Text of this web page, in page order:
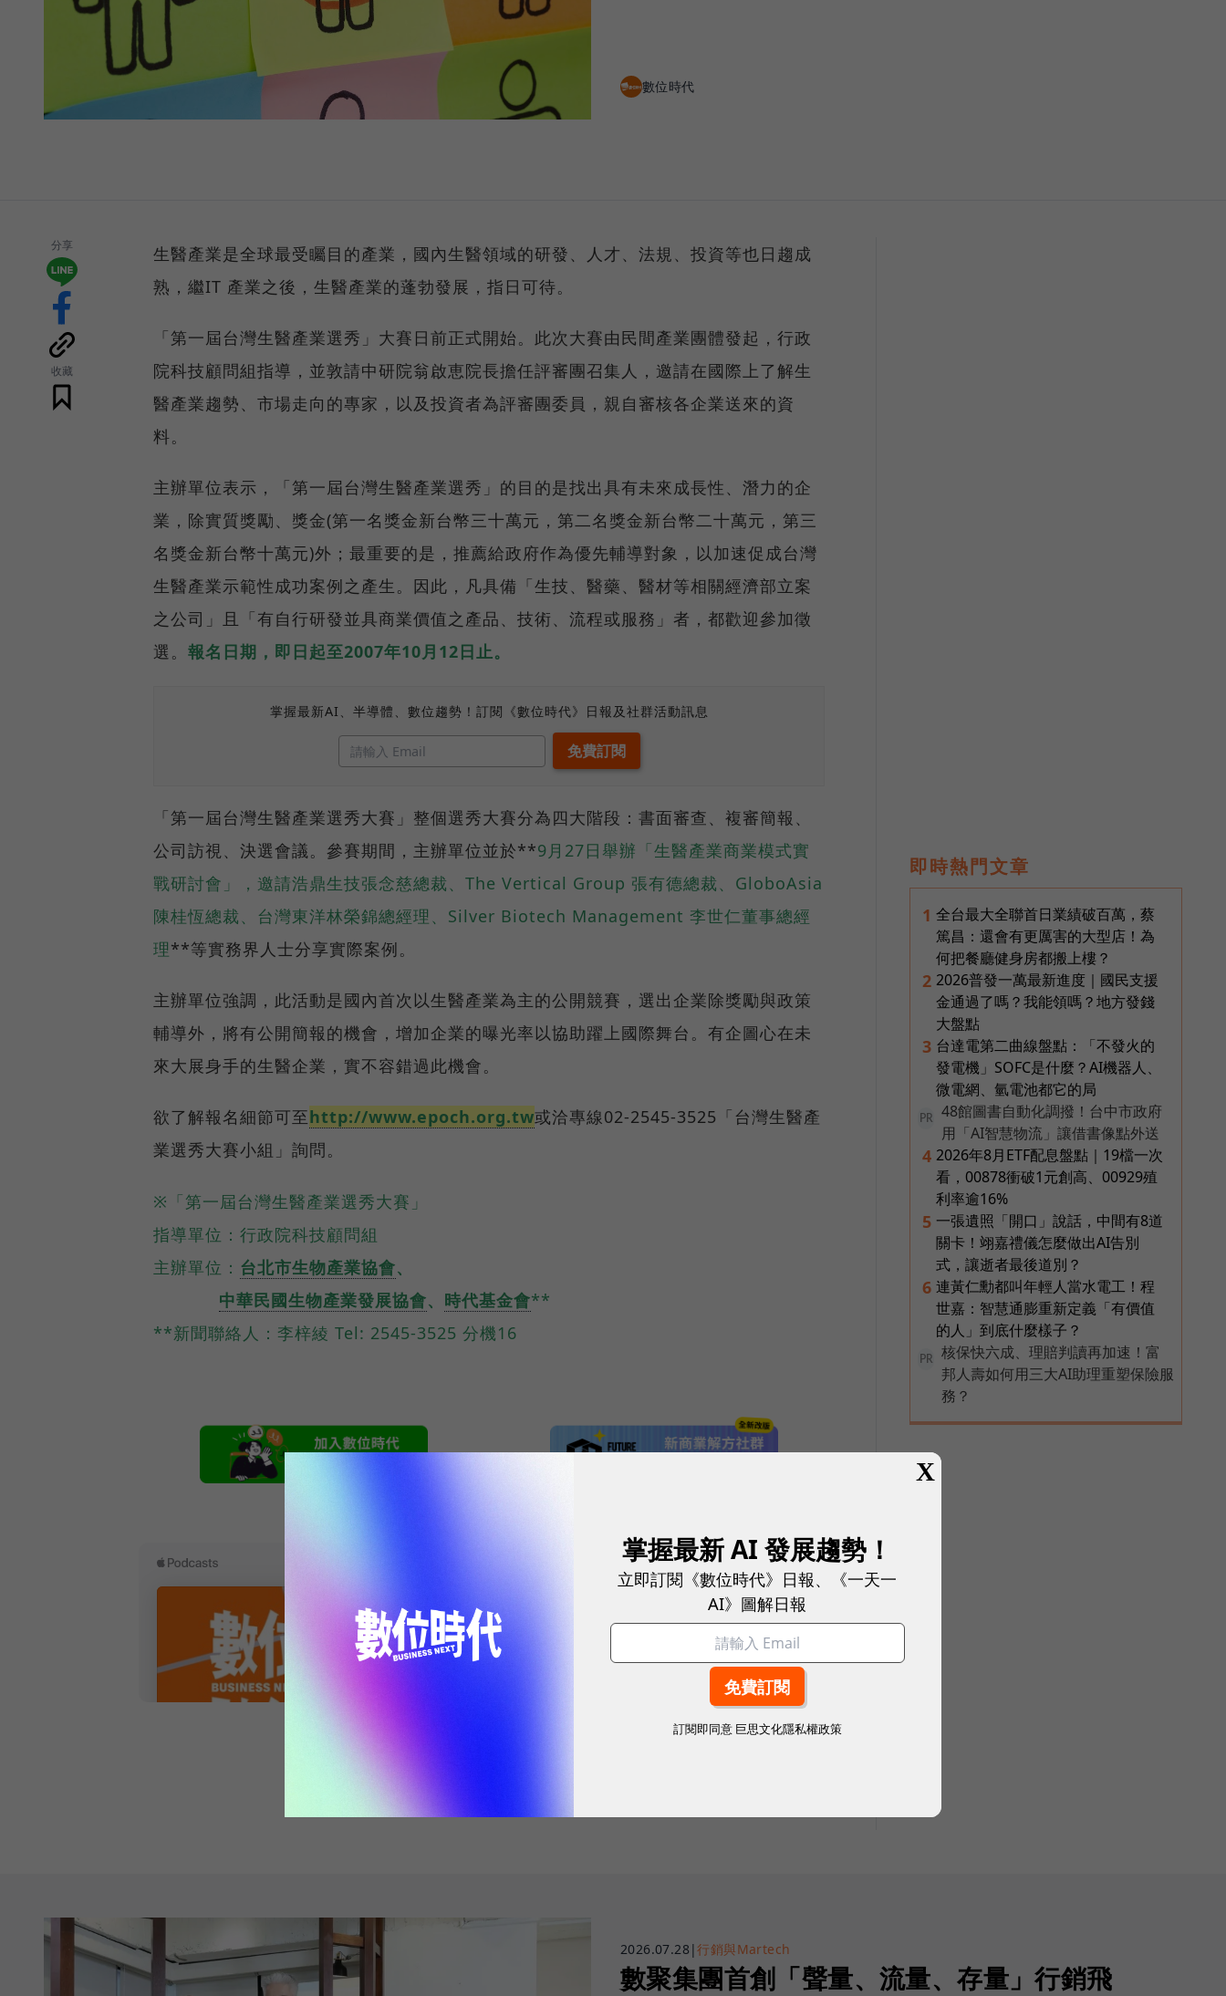
數位時代
分享
收藏
生醫產業是全球最受矚目的產業，國內生醫領域的研發、人才、法規、投資等也日趨成
熟，繼IT 產業之後，生醫產業的蓬勃發展，指日可待。
「第一屆台灣生醫產業選秀」大賽日前正式開始。此次大賽由民間產業團體發起，行政
院科技顧問組指導，並敦請中研院翁啟恵院長擔任評審團召集人，邀請在國際上了解生
醫產業趨勢、市場走向的專家，以及投資者為評審團委員，親自審核各企業送來的資
料。
主辦單位表示，「第一屆台灣生醫產業選秀」的目的是找出具有未來成長性、潛力的企
業，除實質獎勵、獎金(第一名獎金新台幣三十萬元，第二名獎金新台幣二十萬元，第三
名獎金新台幣十萬元)外；最重要的是，推薦給政府作為優先輔導對象，以加速促成台灣
生醫產業示範性成功案例之產生。因此，凡具備「生技、醫藥、醫材等相關經濟部立案
之公司」且「有自行研發並具商業價值之產品、技術、流程或服務」者，都歡迎參加徵
選。 報名日期，即日起至2007年10月12日止。
掌握最新AI、半導體、數位趨勢！訂閱《數位時代》日報及社群活動訊息
「第一屆台灣生醫產業選秀大賽」整個選秀大賽分為四大階段：書面審查、複審簡報、
公司訪視、決選會議。參賽期間，主辦單位並於**9月27日舉辦「生醫產業商業模式實
戰研討會」，邀請浩鼎生技張念慈總裁、The Vertical Group 張有德總裁、GloboAsia
陳桂恆總裁、台灣東洋林榮錦總經理、Silver Biotech Management 李世仁董事總經
理**等實務界人士分享實際案例。
主辦單位強調，此活動是國內首次以生醫產業為主的公開競賽，選出企業除獎勵與政策
輔導外，將有公開簡報的機會，增加企業的曝光率以協助躍上國際舞台。有企圖心在未
來大展身手的生醫企業，實不容錯過此機會。
欲了解報名細節可至http://www.epoch.org.tw或洽專線02-2545-3525「台灣生醫產
業選秀大賽小組」詢問。
※「第一屆台灣生醫產業選秀大賽」
指導單位：行政院科技顧問組
主辦單位： 台北市生物產業協會、
中華民國生物產業發展協會、 時代基金會**
**新聞聯絡人：李梓綾 Tel: 2545-3525 分機16
即時熱門文章
1 全台最大全聯首日業績破百萬，蔡
篤昌：還會有更厲害的大型店！為
何把餐廳健身房都搬上樓？
2 2026普發一萬最新進度｜國民支援
金通過了嗎？我能領嗎？地方發錢
大盤點
3 台達電第二曲線盤點：「不發火的
發電機」SOFC是什麼？AI機器人、
微電網、氫電池都它的局
PR
48館圖書自動化調撥！台中市政府
用「AI智慧物流」讓借書像點外送
4 2026年8月ETF配息盤點｜19檔一次
看，00878衝破1元創高、00929殖
利率逾16%
5 一張遺照「開口」說話，中間有8道
關卡！翊嘉禮儀怎麼做出AI告別
式，讓逝者最後道別？
6 連黃仁勳都叫年輕人當水電工！程
世嘉：智慧通膨重新定義「有價值
的人」到底什麼樣子？
PR
核保快六成、理賠判讀再加速！富
邦人壽如何用三大AI助理重塑保險服
務？
2026.07.28 |行銷與Martech
數聚集團首創「聲量、流量、存量」行銷飛
X
掌握最新 AI 發展趨勢！
立即訂閱《數位時代》日報、《一天一
AI》圖解日報
訂閱即同意 巨思文化隱私權政策